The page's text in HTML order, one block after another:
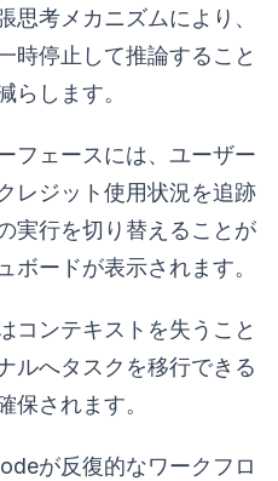
思考メカニズムにより、
時停止して推論すること
らします。
フェースには、ユーザー
レジット使用状況を追跡
実行を切り替えることが
ボードが表示されます。
コンテキストを失うこと
ルへタスクを移行できる
保されます。
が反復的なワークフロ